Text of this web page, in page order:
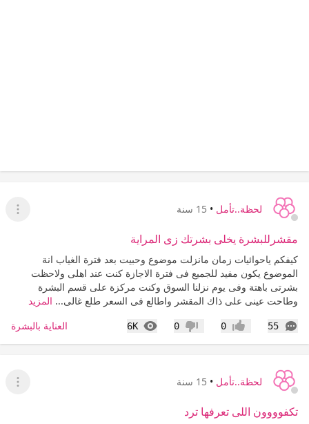
لحظة..تأمل • 15 سنة
عرض
مقشرللبشرة يخلى بشرتك زى المراية
كيفكم ياحوائيات زمان مانزلت موضوع وحبيت بعد فترة الغياب انة
الموضوع يكون مفيد للجميع فى فترة الاجازة كنت عند اهلى ولاحظت
بشرتى باهتة وفى يوم نزلنا السوق وكنت مركزة على قسم البشرة
وطاحت عينى على ذاك المقشر واطالع فى السعر طلع غالى... المزيد
55
التعليقات إعجاب0 عدم إعجاب
0
6K
المشاهدات العناية بالبشرة
لحظة..تأمل • 15 سنة
عرض
تكفوووون اللى تعرفها ترد